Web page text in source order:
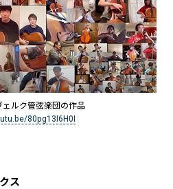
ェルク管弦楽団の作品
80pg13I6H0I
ス